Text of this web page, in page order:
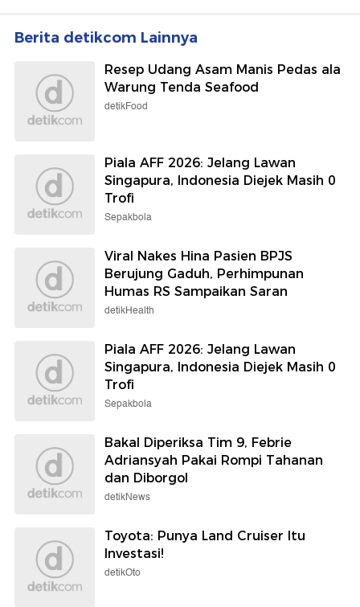
Berita detikcom Lainnya
Resep Udang Asam Manis Pedas ala
Warung Tenda Seafood
detikFood
Piala AFF 2026: Jelang Lawan
Singapura, Indonesia Diejek Masih 0
Trofi
Sepakbola
Viral Nakes Hina Pasien BPJS
Berujung Gaduh, Perhimpunan
Humas RS Sampaikan Saran
detikHealth
Piala AFF 2026: Jelang Lawan
Singapura, Indonesia Diejek Masih 0
Trofi
Sepakbola
Bakal Diperiksa Tim 9, Febrie
Adriansyah Pakai Rompi Tahanan
dan Diborgol
detikNews
Toyota: Punya Land Cruiser Itu
Investasi!
detikOto